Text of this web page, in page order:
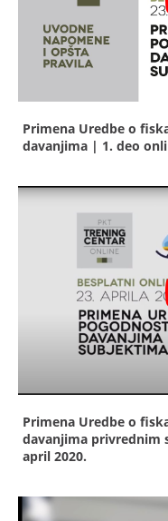
Primena Uredbe o
davanjima | 1. deo
Primena Uredbe o
davanjima privrednim
april 2020.